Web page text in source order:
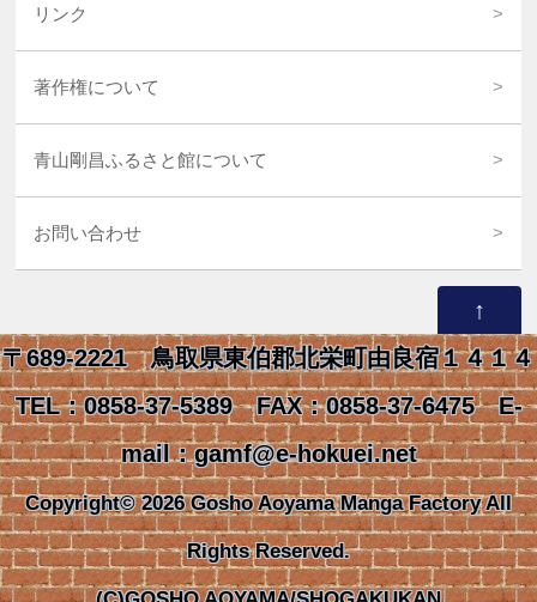
リンク
著作権について
青山剛昌ふるさと館について
お問い合わせ
↑
〒689-2221 鳥取県東伯郡北栄町由良宿１４１４
TEL：0858-37-5389 FAX：0858-37-6475 E-
mail：gamf@e-hokuei.net
Copyright© 2026 Gosho Aoyama Manga Factory All
Rights Reserved.